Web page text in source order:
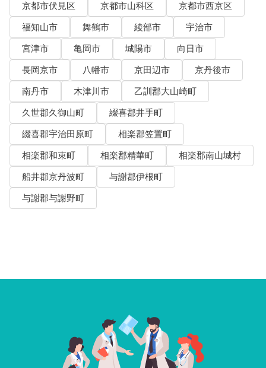
京都市伏見区
京都市山科区
京都市西京区
福知山市
舞鶴市 綾部市
宇治市
宮津市
亀岡市 城陽市
向日市
長岡京市
八幡市 京田辺市
京丹後市
南丹市
木津川市
乙訓郡大山崎町
久世郡久御山町
綴喜郡井手町
綴喜郡宇治田原町
相楽郡笠置町
相楽郡和束町
相楽郡精華町
相楽郡南山城村
船井郡京丹波町
与謝郡伊根町
与謝郡与謝野町